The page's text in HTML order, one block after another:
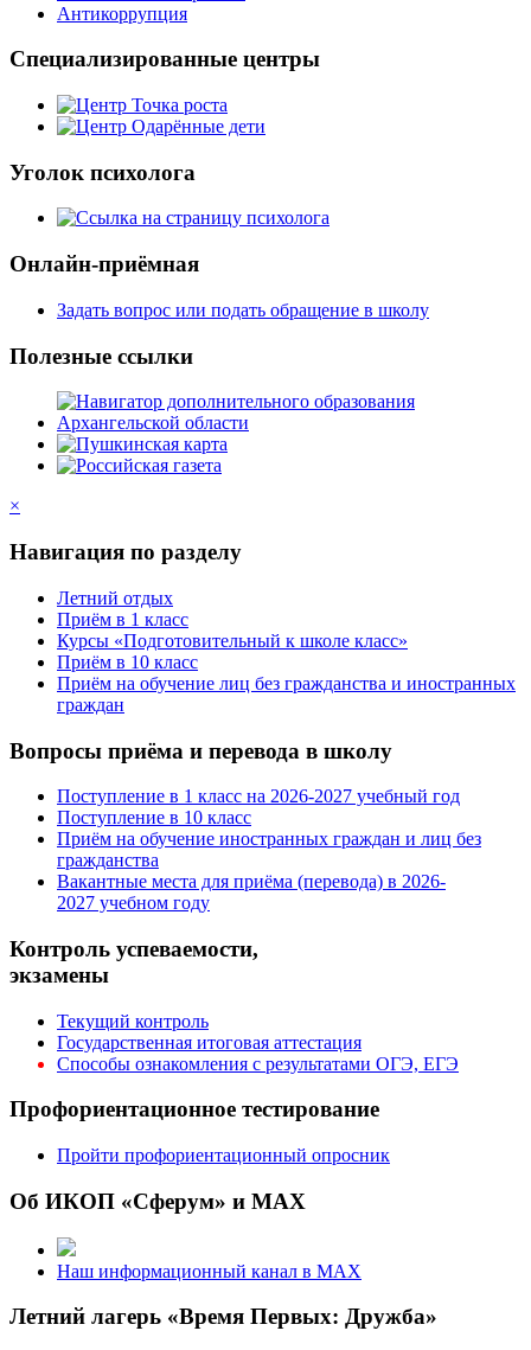
Антикоррупция
Специализированные центры
Уголок психолога
Онлайн-приёмная
Задать вопрос или подать обращение в школу
Полезные ссылки
×
Навигация по разделу
Летний отдых
Приём в 1 класс
Курсы «Подготовительный к школе класс»
Приём в 10 класс
Приём на обучение лиц без гражданства и иностранных
граждан
Вопросы приёма и перевода в школу
Поступление в 1 класс на 2026-2027 учебный год
Поступление в 10 класс
Приём на обучение иностранных граждан и лиц без
гражданства
Вакантные места для приёма (перевода) в 2026-
2027 учебном году
Контроль успеваемости,
экзамены
Текущий контроль
Государственная итоговая аттестация
Способы ознакомления с результатами ОГЭ, ЕГЭ
Профориентационное тестирование
Пройти профориентационный опросник
Об ИКОП «Сферум» и MAX
Наш информационный канал в MAX
Летний лагерь «Время Первых: Дружба»